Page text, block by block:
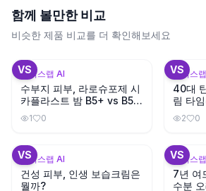
함께 볼만한 비교
비슷한 제품 비교를 더 확인해보세요
VS
뷰틱스랩 AI
수부지 피부, 라로슈포제 시
카플라스트 밤 B5+ vs B5
뭐가 다를까?
1 0
VS
뷰틱스
40대
림 타
카크
2 0
VS
뷰틱스랩 AI
건성 피부, 인생 보습크림은
뭘까?
VS
뷰틱스
7년 여
수분